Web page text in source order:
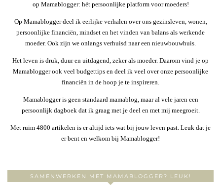
op Mamablogger: hét persoonlijke platform voor moeders!
Op Mamablogger deel ik eerlijke verhalen over ons gezinsleven, wonen,
persoonlijke financiën, mindset en het vinden van balans als werkende
moeder. Ook zijn we onlangs verhuisd naar een nieuwbouwhuis.
Het leven is druk, duur en uitdagend, zeker als moeder. Daarom vind je op
Mamablogger ook veel budgettips en deel ik veel over onze persoonlijke
financiën in de hoop je te inspireren.
Mamablogger is geen standaard mamablog, maar al vele jaren een
persoonlijk dagboek dat ik graag met je deel en met mij meegroeit.
Met ruim 4800 artikelen is er altijd iets wat bij jouw leven past. Leuk dat je
er bent en welkom bij Mamablogger!
SAMENWERKEN MET MAMABLOGGER? LEUK!